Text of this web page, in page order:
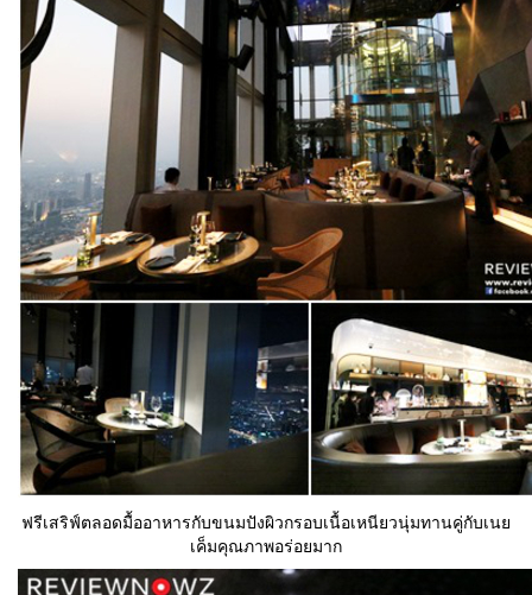
ฟรีเสริฟ์ตลอดมื้ออาหารกับขนมปังผิวกรอบเนื้อเหนียวนุ่มทานคู่กับเนย
เค็มคุณภาพอร่อยมาก